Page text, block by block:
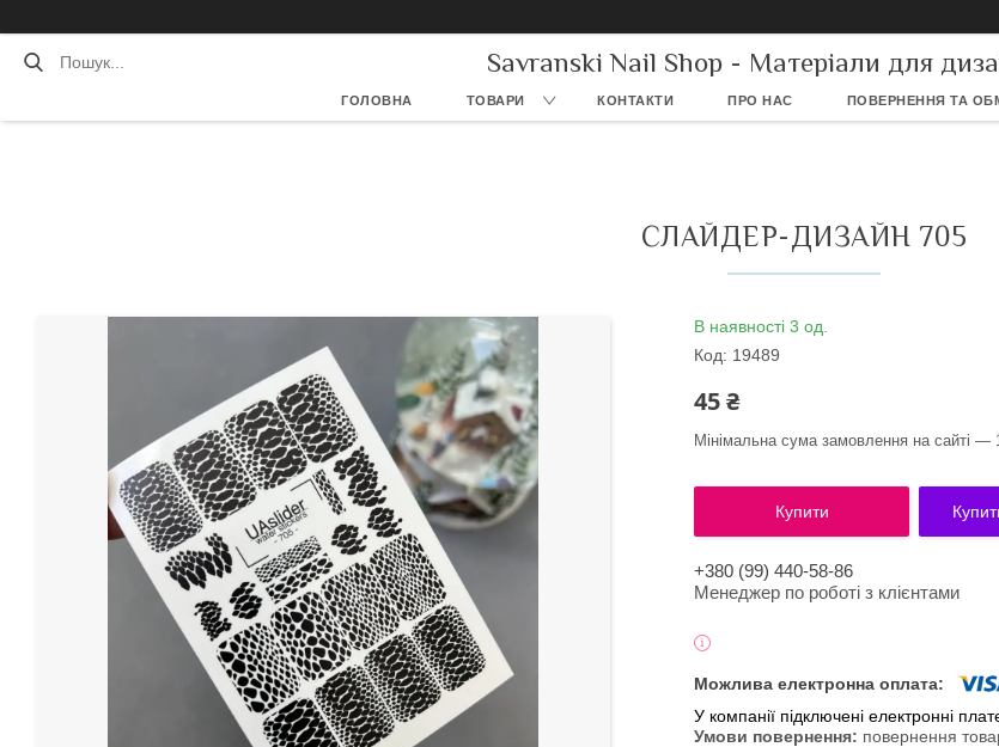
Savranski Nail Shop - Матеріали для
ГОЛОВНА ТОВАРИ КОНТАКТИ ПРО НАС ПОВЕРНЕННЯ ТА
СЛАЙДЕР-ДИЗАЙН 705
В наявності 3 од.
Код: 19489
45 ₴
Мінімальна сума замовлення на сайті —
Купити
+380 (99) 440-58-86
Менеджер по роботі з клієнтами
У компанії підключені електронні
повернення